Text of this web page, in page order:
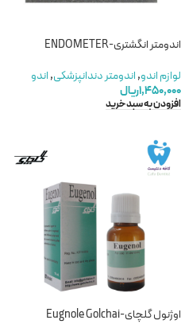
اندومتر انگشتری-ENDOMETER
لوازم اندو,اندومتر دندانپزشکی,اندو
۱,۴۵۰,۰۰۰ریال
افزودن به سبد خرید
اوژنول گلچای-Eugnole Golchai